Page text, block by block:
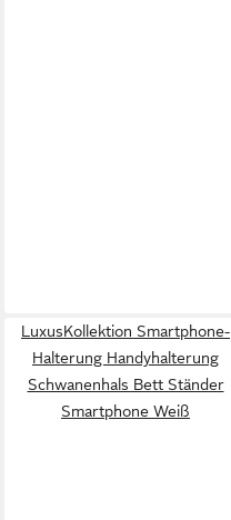
LuxusKollektion Smartphone-
Halterung Handyhalterung
Schwanenhals Bett Ständer
Smartphone Weiß